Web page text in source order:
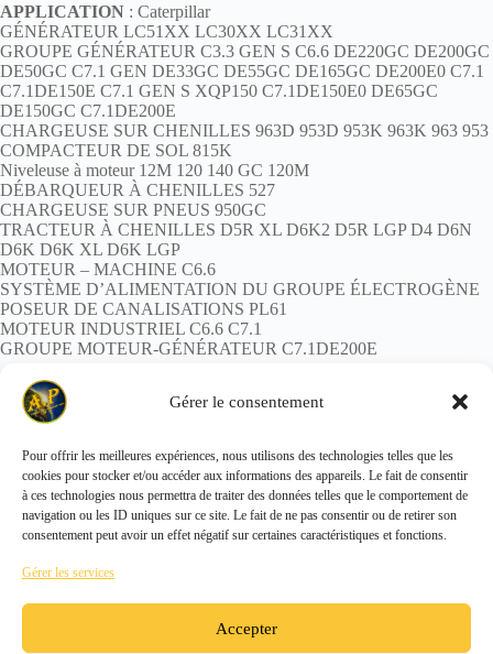
Gérer le consentement
Pour offrir les meilleures expériences, nous utilisons des technologies telles que les
cookies pour stocker et/ou accéder aux informations des appareils. Le fait de consentir
à ces technologies nous permettra de traiter des données telles que le comportement de
navigation ou les ID uniques sur ce site. Le fait de ne pas consentir ou de retirer son
consentement peut avoir un effet négatif sur certaines caractéristiques et fonctions.
Gérer les services
Accepter
APPLICATION : Caterpillar
GÉNÉRATEUR LC51XX LC30XX LC31XX
GROUPE GÉNÉRATEUR C3.3 GEN S C6.6 DE220GC DE200GC
DE50GC C7.1 GEN DE33GC DE55GC DE165GC DE200E0 C7.1
C7.1DE150E C7.1 GEN S XQP150 C7.1DE150E0 DE65GC
DE150GC C7.1DE200E
CHARGEUSE SUR CHENILLES 963D 953D 953K 963K 963 953
COMPACTEUR DE SOL 815K
Niveleuse à moteur 12M 120 140 GC 120M
DÉBARQUEUR À CHENILLES 527
CHARGEUSE SUR PNEUS 950GC
TRACTEUR À CHENILLES D5R XL D6K2 D5R LGP D4 D6N
D6K D6K XL D6K LGP
MOTEUR – MACHINE C6.6
SYSTÈME D’ALIMENTATION DU GROUPE ÉLECTROGÈNE
POSEUR DE CANALISATIONS PL61
MOTEUR INDUSTRIEL C6.6 C7.1
GROUPE MOTEUR-GÉNÉRATEUR C7.1DE200E
POIDS: 10,94 kg
Copyright © 2026 - ALL PARTS FRANCE SAS